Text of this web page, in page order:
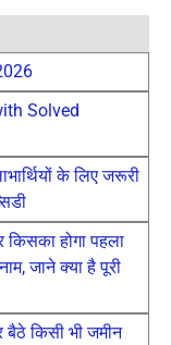
Solved
के लिए जरूरी
होगा पहला
जाने क्या है पूरी
किसी भी जमीन